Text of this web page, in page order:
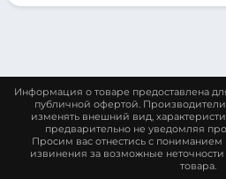
Информация о товаре предоставлена
публичной офертой.
изменять внешний вид,
предварительно не уведомляя
Просим вас отнестись с
извинения за возможные
товара.